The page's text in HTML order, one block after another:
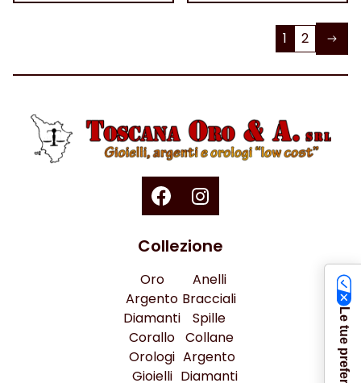
1 2
Collezione
Oro
Argento
Diamanti
Corallo
Orologi
Gioielli
Anelli
Bracciali
Spille
Collane
Argento
Diamanti